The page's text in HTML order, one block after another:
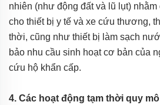
nhiên (như động đất và lũ lụt)
cho thiết bị y tế và xe cứu thương,
thời, cũng như thiết bị làm sạch
bảo nhu cầu sinh hoạt cơ bản của
cứu hộ khẩn cấp.
4. Các hoạt động tạm thời quy